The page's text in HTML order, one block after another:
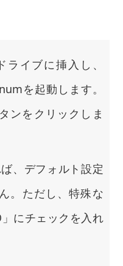
イブに挿入し、
を起動します。
ンをクリックしま
、デフォルト設定
。ただし、特殊な
にチェックを入れ